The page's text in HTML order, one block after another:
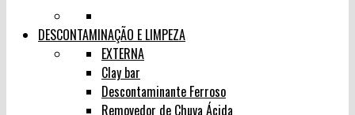
DESCONTAMINAÇÃO E LIMPEZA
EXTERNA
Clay bar
Descontaminante Ferroso
Removedor de Chuva Ácida